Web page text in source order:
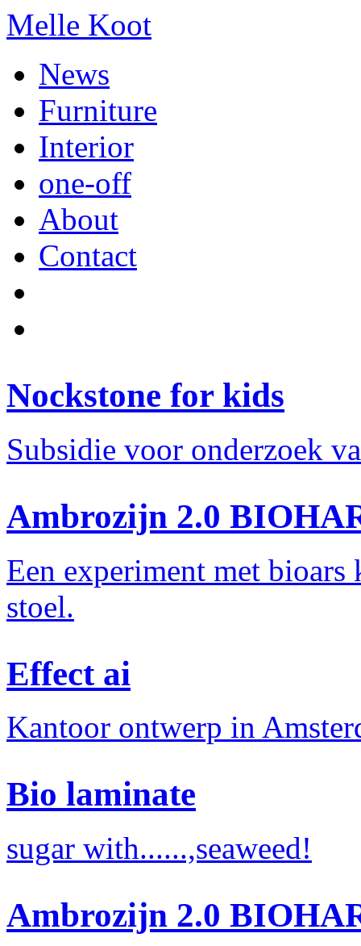
Melle Koot
News
Furniture
Interior
one-off
About
Contact
Nockstone for kids
Subsidie voor onderzoek
Ambrozijn 2.0
Een experiment met
stoel.
Effect ai
Kantoor ontwerp in
Bio laminate
sugar with......,seaweed!
Ambrozijn 2.0